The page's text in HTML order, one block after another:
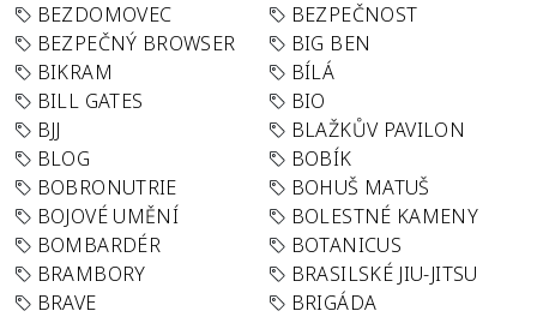
BEZDOMOVEC
BEZPEČNOST
BEZPEČNÝ BROWSER
BIG BEN
BIKRAM
BÍLÁ
BILL GATES
BIO
BJJ
BLAŽKŮV PAVILON
BLOG
BOBÍK
BOBRONUTRIE
BOHUŠ MATUŠ
BOJOVÉ UMĚNÍ
BOLESTNÉ KAMENY
BOMBARDÉR
BOTANICUS
BRAMBORY
BRASILSKÉ JIU-JITSU
BRAVE
BRIGÁDA